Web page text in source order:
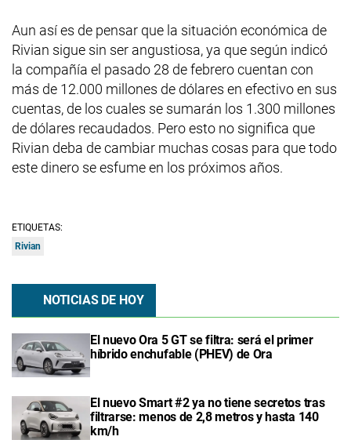
Aun así es de pensar que la situación económica de
Rivian sigue sin ser angustiosa, ya que según indicó
la compañía el pasado 28 de febrero cuentan con
más de 12.000 millones de dólares en efectivo en sus
cuentas, de los cuales se sumarán los 1.300 millones
de dólares recaudados. Pero esto no significa que
Rivian deba de cambiar muchas cosas para que todo
este dinero se esfume en los próximos años.
ETIQUETAS:
Rivian
NOTICIAS DE HOY
El nuevo Ora 5 GT se filtra: será el primer
híbrido enchufable (PHEV) de Ora
El nuevo Smart #2 ya no tiene secretos tras
filtrarse: menos de 2,8 metros y hasta 140
km/h